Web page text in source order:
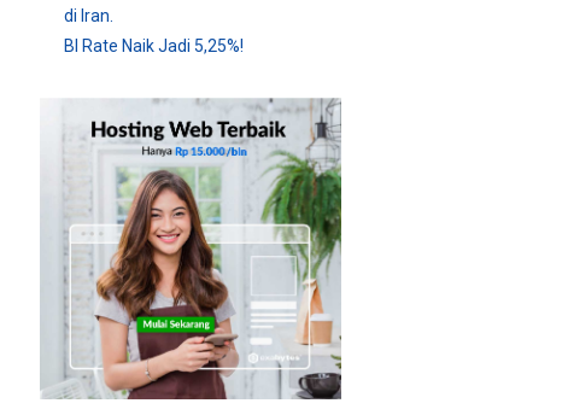
di Iran.
BI Rate Naik Jadi 5,25%!